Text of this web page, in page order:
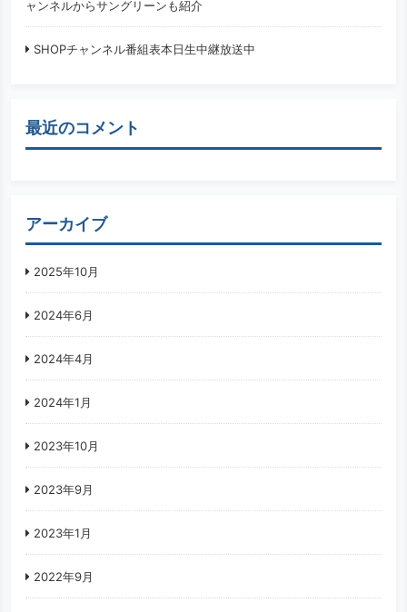
ャンネルからサングリーンも紹介
SHOPチャンネル番組表本日生中継放送中
最近のコメント
アーカイブ
2025年10月
2024年6月
2024年4月
2024年1月
2023年10月
2023年9月
2023年1月
2022年9月